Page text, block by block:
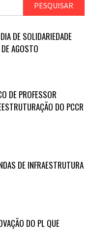
DE SOLIDARIEDADE
AGOSTO
DE PROFESSOR
DO PCCR
DE INFRAESTRUTURA
DO PL QUE